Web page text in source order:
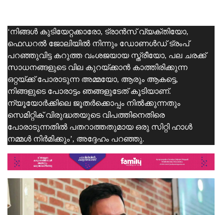
‘നിങ്ങള്‍ കുടിയേറ്റക്കാരോ, ട്രാന്‍സ് വ്യക്തിയോ,
ഫെഡറല്‍ ജോലിയില്‍ നിന്നും ഡോണള്‍ഡ് ട്രംപ്
പറഞ്ഞുവിട്ട കറുത്ത വംശജയായ സ്ത്രീയോ, പല ചരക്ക്
സാധനങ്ങളുടെ വില കുറയ്ക്കാൻ കാത്തിരിക്കുന്ന
ഒറ്റയ്ക്ക് പോരാടുന്ന അമ്മയോ, ആരും ആകട്ടെ,
നിങ്ങളുടെ പോരാട്ടം ഞങ്ങളുടേത് കൂടിയാണ്.
ന്യൂയോര്‍ക്കിലെ ജൂതര്‍ക്കൊപ്പം നില്‍ക്കുന്നതും
സെമിറ്റിക് വിരുദ്ധതയുടെ വിപത്തിനെതിരെ
പോരാടുന്നതില്‍ പതറാത്തതുമായ ഒരു സിറ്റി ഹാള്‍
നമ്മള്‍ നിര്‍മിക്കും’, അദ്ദേഹം പറഞ്ഞു.